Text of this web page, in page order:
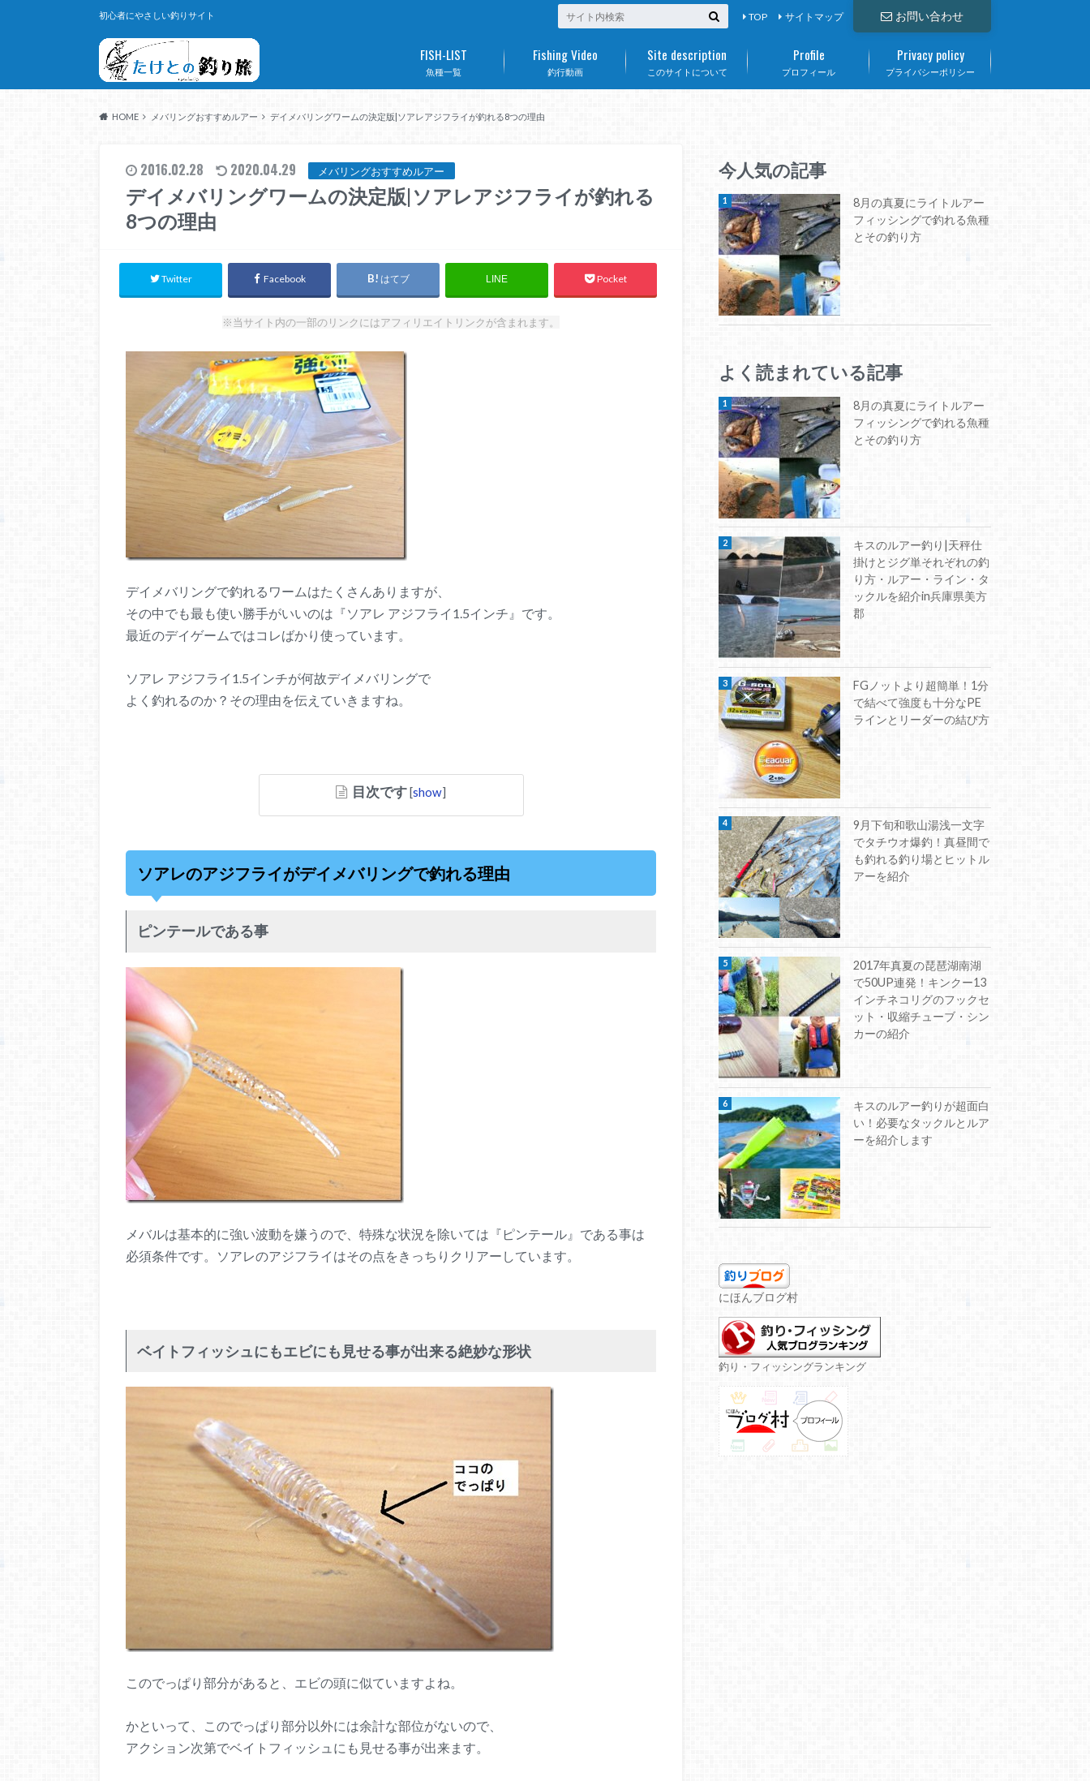
初心者にやさしい釣りサイト お問い合わせ
TOP サイトマップ
魚種一覧
FISH-LIST
釣行動画
Fishing Video
このサイトについて
Site description
プロフィール
Profile
プライバシーポリシー
Privacy policy
HOME メバリングおすすめルアー デイメバリングワームの決定版|ソアレアジフライが釣れる8つの理由
2016.02.28 2020.04.29 メバリングおすすめルアー
デイメバリングワームの決定版|ソアレアジフライが釣れる
8つの理由
Twitter Facebook はてブ LINE Pocket
※当サイト内の一部のリンクにはアフィリエイトリンクが含まれます。
デイメバリングで釣れるワームはたくさんありますが、
その中でも最も使い勝手がいいのは『ソアレ アジフライ1.5インチ』です。
最近のデイゲームではコレばかり使っています。
ソアレ アジフライ1.5インチが何故デイメバリングで
よく釣れるのか？その理由を伝えていきますね。
目次です[show]
ソアレのアジフライがデイメバリングで釣れる理由
ピンテールである事
メバルは基本的に強い波動を嫌うので、特殊な状況を除いては『ピンテール』である事は
必須条件です。ソアレのアジフライはその点をきっちりクリアーしています。
ベイトフィッシュにもエビにも見せる事が出来る絶妙な形状
このでっぱり部分があると、エビの頭に似ていますよね。
かといって、このでっぱり部分以外には余計な部位がないので、
アクション次第でベイトフィッシュにも見せる事が出来ます。
今人気の記事
8月の真夏にライトルアー
フィッシングで釣れる魚種
とその釣り方
よく読まれている記事
8月の真夏にライトルアー
フィッシングで釣れる魚種
とその釣り方
キスのルアー釣り|天秤仕
掛けとジグ単それぞれの釣
り方・ルアー・ライン・タ
ックルを紹介in兵庫県美方
郡
FGノットより超簡単！1分
で結べて強度も十分なPE
ラインとリーダーの結び方
9月下旬和歌山湯浅一文字
でタチウオ爆釣！真昼間で
も釣れる釣り場とヒットル
アーを紹介
2017年真夏の琵琶湖南湖
で50UP連発！キンクー13
インチネコリグのフックセ
ット・収縮チューブ・シン
カーの紹介
キスのルアー釣りが超面白
い！必要なタックルとルア
ーを紹介します
にほんブログ村
釣り・フィッシングランキング